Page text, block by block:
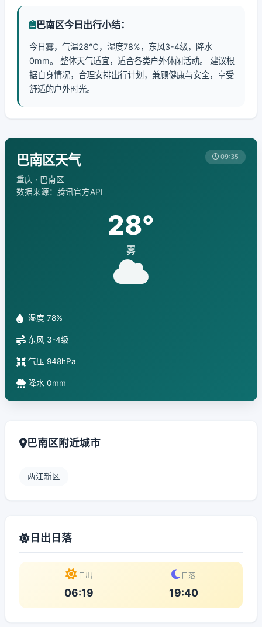
巴南区今日出行小结：
今日雾，气温28℃，湿度78%，东风3-4级，降水
0mm。 整体天气适宜，适合各类户外休闲活动。 建议根
据自身情况，合理安排出行计划，兼顾健康与安全，享受
舒适的户外时光。
巴南区天气
重庆 · 巴南区
数据来源：腾讯官方API
09:35
28°
雾
湿度 78%
东风 3-4级
气压 948hPa
降水 0mm
巴南区附近城市
两江新区
日出日落
日出
06:19
日落
19:40